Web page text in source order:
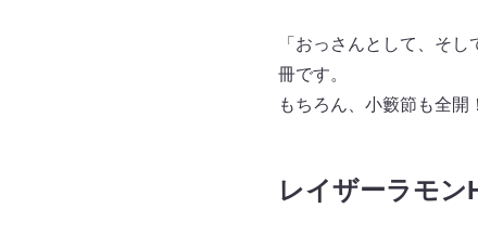
「おっさんとして、そ
冊です。
もちろん、小籔節も全
レイザーラモン